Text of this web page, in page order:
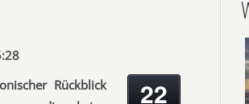
Rückblick
22